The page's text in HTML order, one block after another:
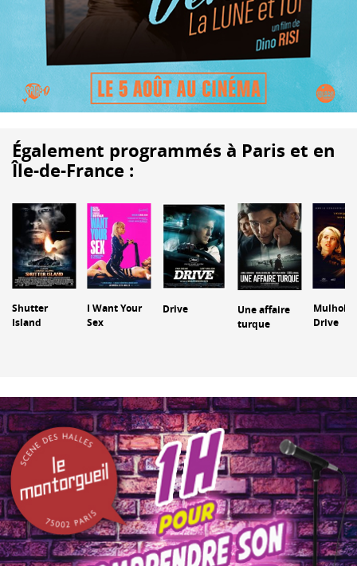
Également programmés à Paris et en
Île-de-France :
Shutter
Island
I Want Your
Sex
Drive
Une affaire
turque
Drive